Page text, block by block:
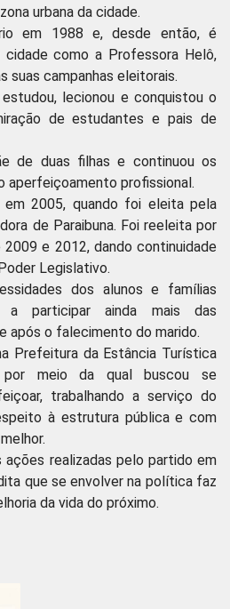
urbana da cidade.
em 1988 e, desde então, é
como a Professora Helô,
suas campanhas eleitorais.
lecionou e conquistou o
de estudantes e pais de
de duas filhas e continuou os
aperfeiçoamento profissional.
2005, quando foi eleita pela
de Paraibuna. Foi reeleita por
e 2012, dando continuidade
Legislativo.
dos alunos e famílias
a participar ainda mais das
após o falecimento do marido.
Prefeitura da Estância Turística
por meio da qual buscou se
trabalhando a serviço do
à estrutura pública e com
ações realizadas pelo partido em
que se envolver na política faz
da vida do próximo.